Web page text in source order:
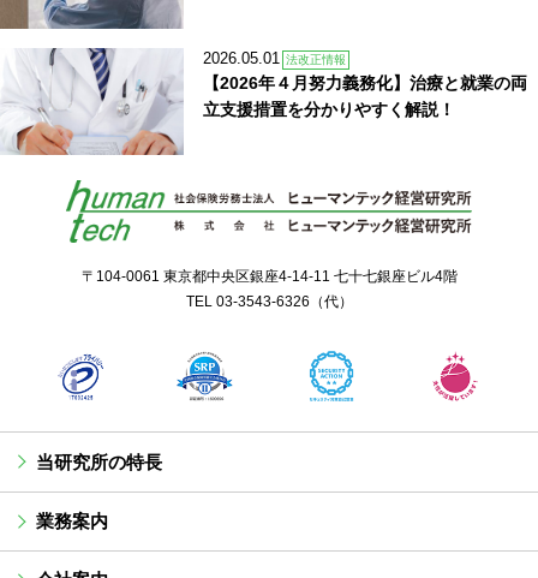
2026.05.01 法改正情報
【2026年４月努力義務化】治療と就業の両
立支援措置を分かりやすく解説！
〒104-0061 東京都中央区銀座4-14-11 七十七銀座ビル4階
TEL 03-3543-6326 （代）
当研究所の特長
業務案内